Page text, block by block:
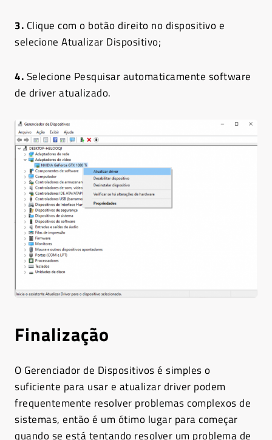
3. Clique com o botão direito no dispositivo e
selecione Atualizar Dispositivo;
4.Selecione Pesquisar automaticamente software
de driver atualizado.
Finalização
O Gerenciador de Dispositivos é simples o
suficiente para usar e atualizar driver podem
frequentemente resolver problemas complexos de
sistemas, então é um ótimo lugar para começar
quando se está tentando resolver um problema de